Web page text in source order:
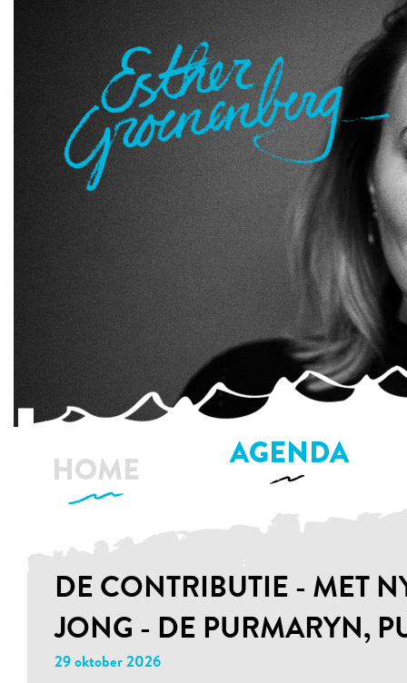
DE CONTRIBUTIE - MET
JONG - DE PURMARYN,
29 oktober 2026